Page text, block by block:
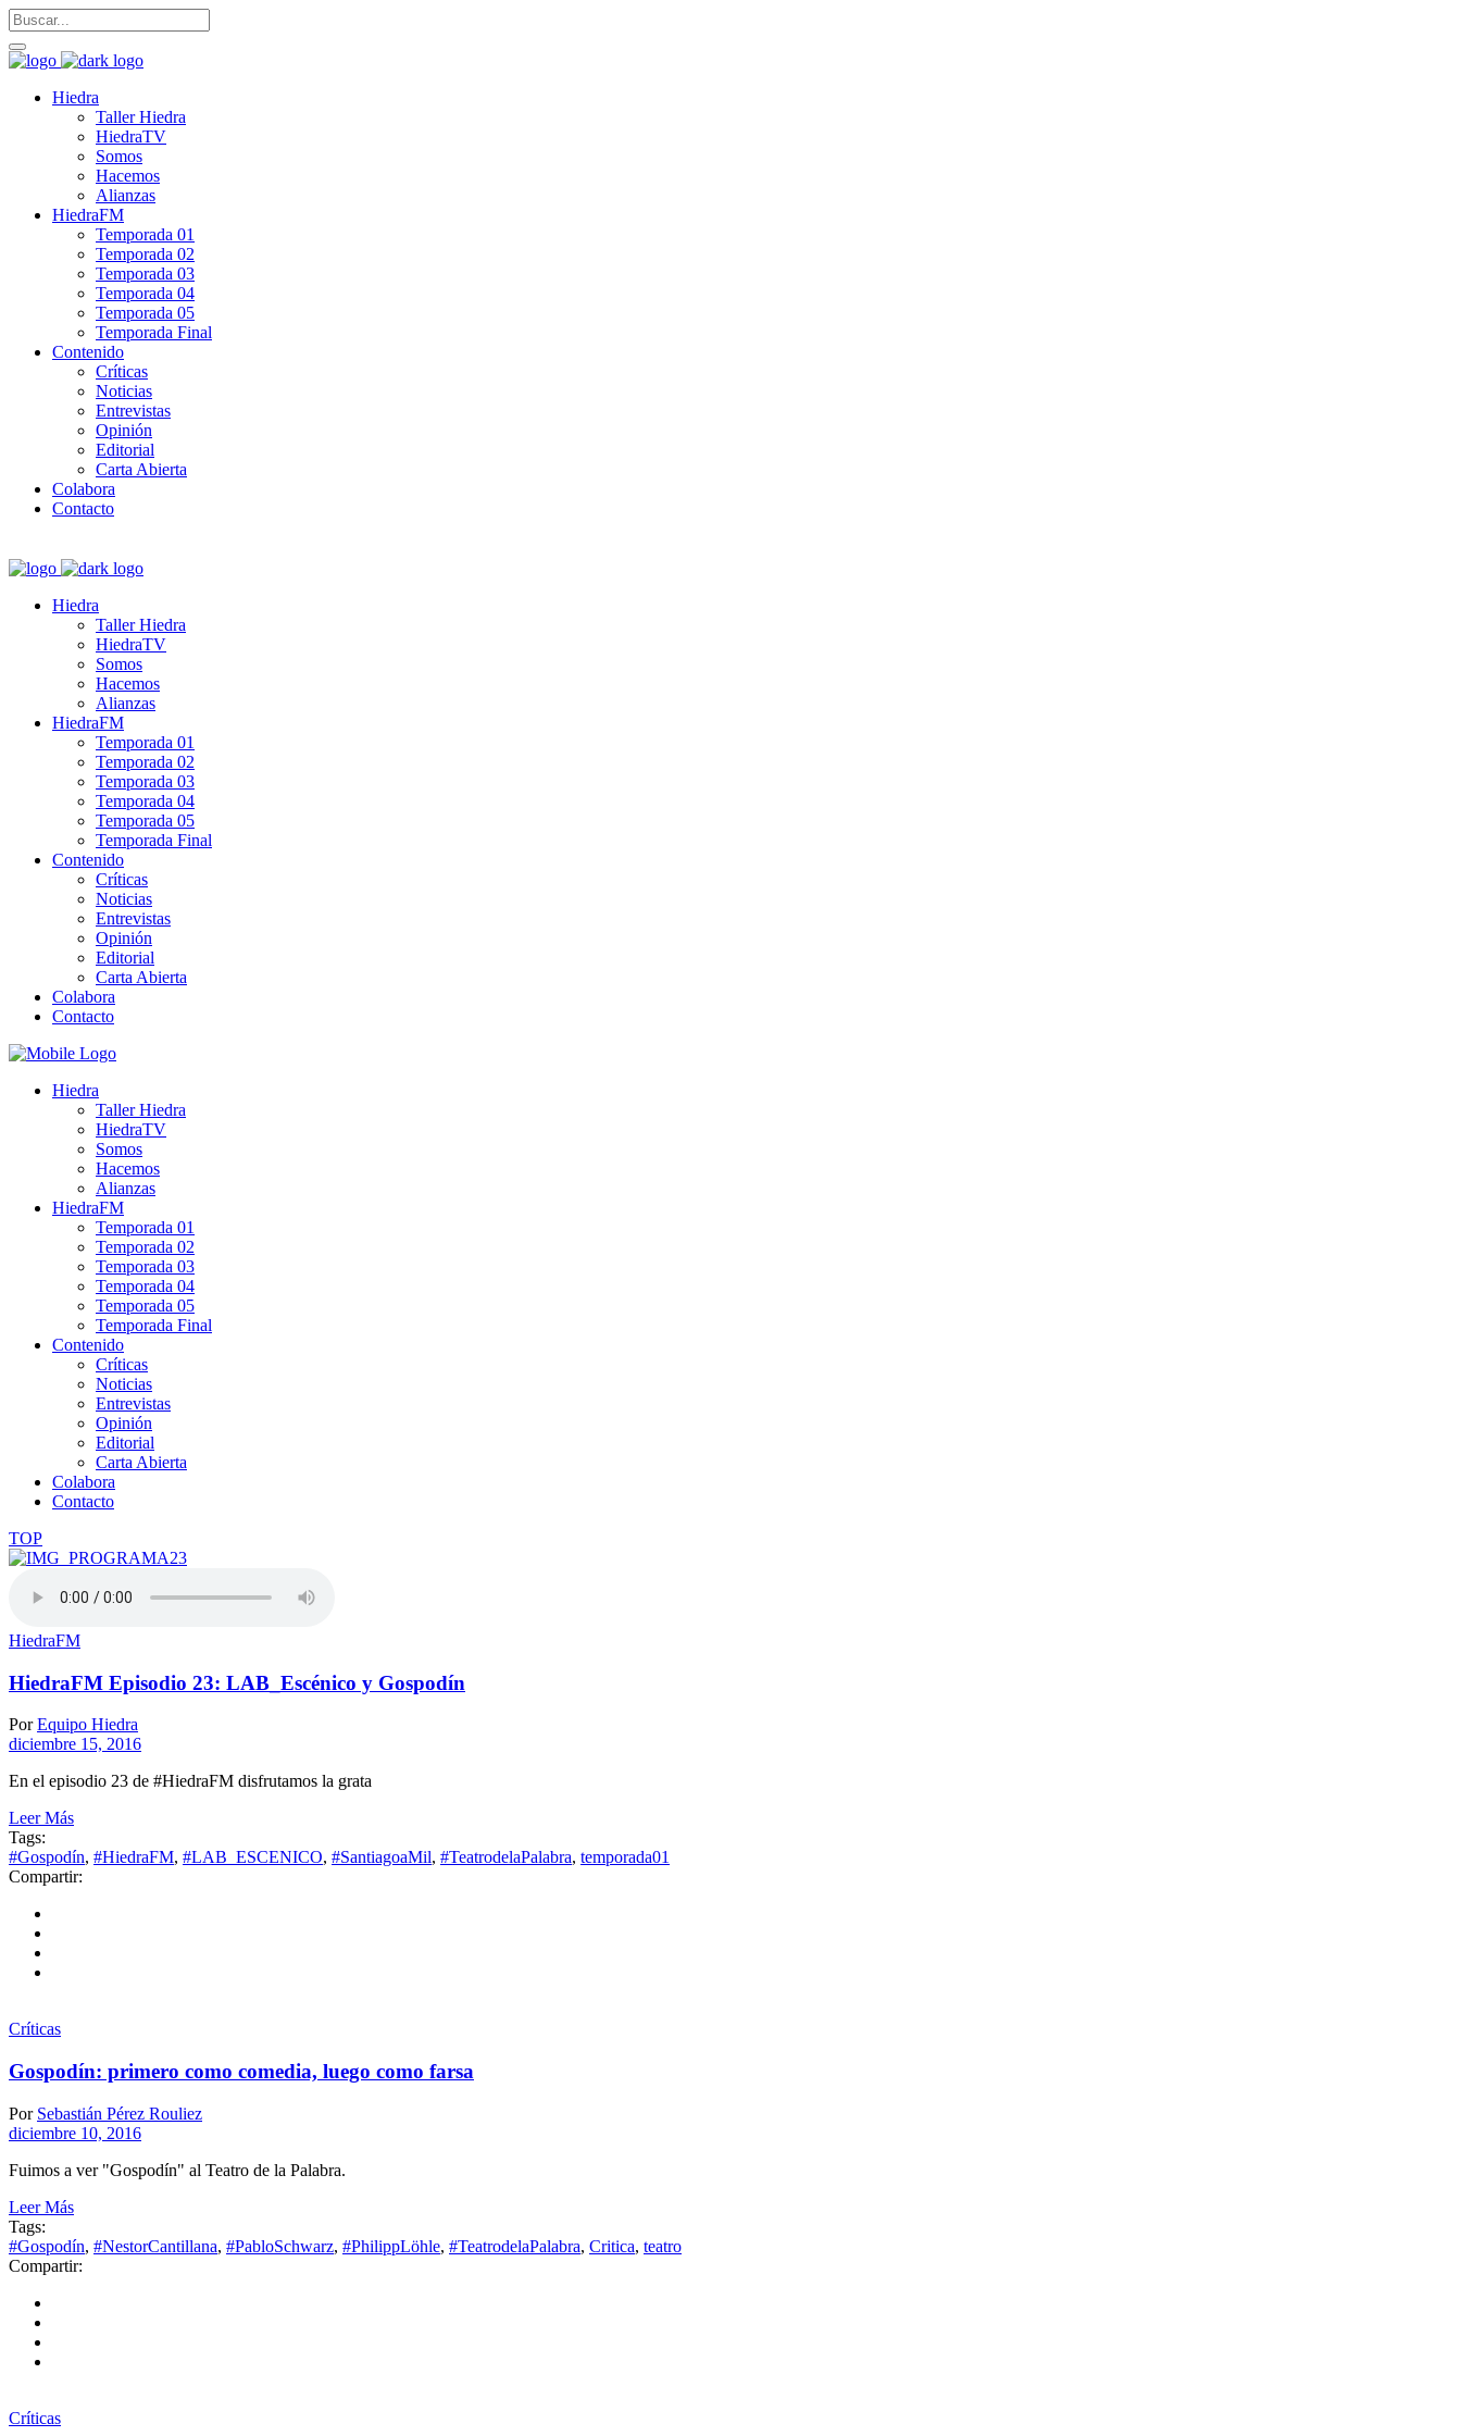
Hiedra
Taller Hiedra
HiedraTV
Somos
Hacemos
Alianzas
HiedraFM
Temporada 01
Temporada 02
Temporada 03
Temporada 04
Temporada 05
Temporada Final
Contenido
Críticas
Noticias
Entrevistas
Opinión
Editorial
Carta Abierta
Colabora
Contacto
Hiedra
Taller Hiedra
HiedraTV
Somos
Hacemos
Alianzas
HiedraFM
Temporada 01
Temporada 02
Temporada 03
Temporada 04
Temporada 05
Temporada Final
Contenido
Críticas
Noticias
Entrevistas
Opinión
Editorial
Carta Abierta
Colabora
Contacto
Hiedra
Taller Hiedra
HiedraTV
Somos
Hacemos
Alianzas
HiedraFM
Temporada 01
Temporada 02
Temporada 03
Temporada 04
Temporada 05
Temporada Final
Contenido
Críticas
Noticias
Entrevistas
Opinión
Editorial
Carta Abierta
Colabora
Contacto
TOP
HiedraFM
HiedraFM Episodio 23: LAB_Escénico y Gospodín
PorEquipo Hiedra
diciembre 15, 2016
En el episodio 23 de #HiedraFM disfrutamos la grata
Leer Más
Tags:
#Gospodín, #HiedraFM, #LAB_ESCENICO, #SantiagoaMil, #TeatrodelaPalabra, temporada01
Compartir:
Críticas
Gospodín: primero como comedia, luego como farsa
Por Sebastián Pérez Rouliez
diciembre 10, 2016
Fuimos a ver "Gospodín" al Teatro de la Palabra.
Leer Más
Tags:
#Gospodín, #NestorCantillana, #PabloSchwarz, #PhilippLöhle, #TeatrodelaPalabra, Critica, teatro
Compartir:
Críticas